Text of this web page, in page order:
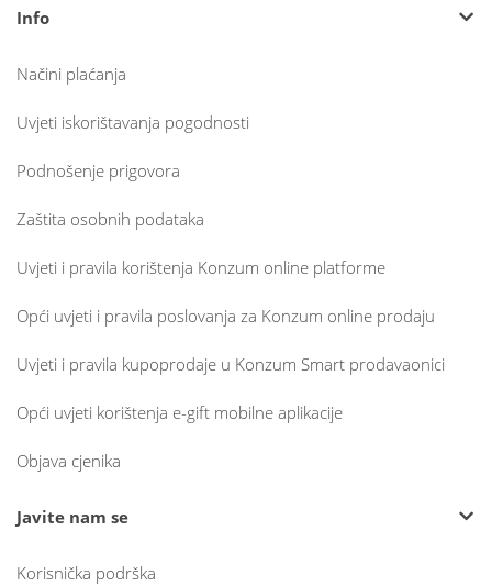
Info
Načini plaćanja
Uvjeti iskorištavanja pogodnosti
Podnošenje prigovora
Zaštita osobnih podataka
Uvjeti i pravila korištenja Konzum online platforme
Opći uvjeti i pravila poslovanja za Konzum online prodaju
Uvjeti i pravila kupoprodaje u Konzum Smart prodavaonici
Opći uvjeti korištenja e-gift mobilne aplikacije
Objava cjenika
Javite nam se
Korisnička podrška